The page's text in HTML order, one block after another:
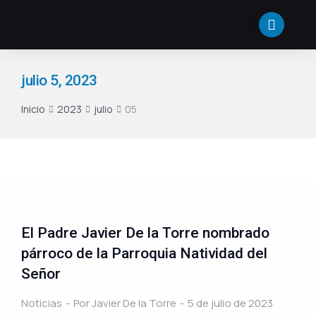
julio 5, 2023
Estás aquí:
Inicio 2023 julio 05
El Padre Javier De la Torre nombrado
párroco de la Parroquia Natividad del
Señor
Noticias PorJavier De la Torre 5 de julio de 2023